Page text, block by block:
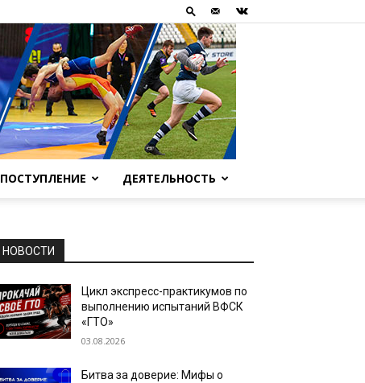
ПОСТУПЛЕНИЕ ДЕЯТЕЛЬНОСТЬ
НОВОСТИ
Цикл экспресс-практикумов по
выполнению испытаний ВФСК
«ГТО»
03.08.2026
Битва за доверие: Мифы о